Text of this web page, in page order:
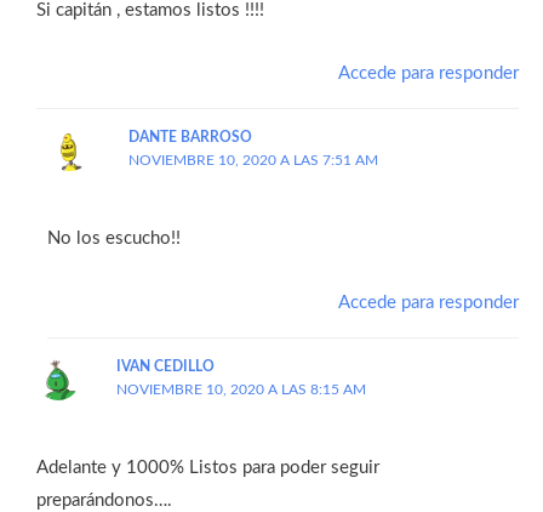
Si capitán , estamos listos !!!!
Accede para responder
DANTE BARROSO
NOVIEMBRE 10, 2020 A LAS 7:51 AM
No los escucho!!
Accede para responder
IVAN CEDILLO
NOVIEMBRE 10, 2020 A LAS 8:15 AM
Adelante y 1000% Listos para poder seguir
preparándonos….